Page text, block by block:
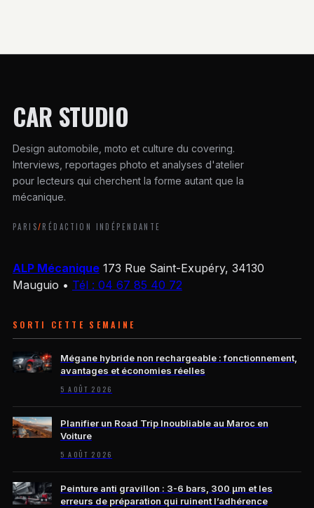
CAR STUDIO
Design automobile, moto et culture du covering.
Interviews, reportages photo et analyses d'atelier
pour lecteurs qui cherchent la forme autant que la
mécanique.
PARIS/RÉDACTION INDÉPENDANTE
ALP Mécanique 173 Rue Saint-Exupéry, 34130
Mauguio • Tél : 04 67 85 40 72
SORTI CETTE SEMAINE
Mégane hybride non rechargeable : fonctionnement,
avantages et économies réelles
5 AOÛT 2026
Planifier un Road Trip Inoubliable au Maroc en
Voiture
5 AOÛT 2026
Peinture anti gravillon : 3-6 bars, 300 µm et les
erreurs de préparation qui ruinent l’adhérence